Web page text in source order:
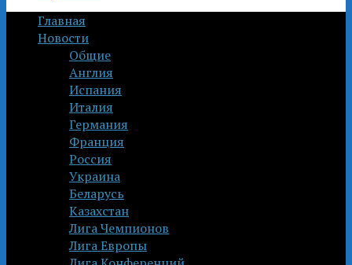
Главная
Новости
Общие
Англия
Испания
Италия
Германия
Франция
Россия
Украина
Беларусь
Казахстан
Лига Чемпионов
Лига Европы